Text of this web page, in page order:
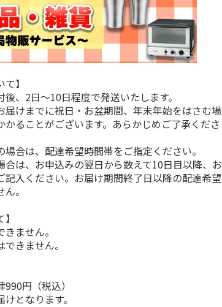
ドジャース 大谷翔
平 日本人最多53試
合連続出塁記念 コ
(送料・税込)
】
、2日～10日程度で発送いたします。
けまでに祝日・お盆期間、年末年始をはさむ場
かることがございます。あらかじめご了承くださ
合は、配達希望時間帯をご指定ください。
は、お申込みの翌日から数えて10日目以降、お
記入ください。お届け期間終了日以降の配達希望
。
ません。
きません。
円（税込）
となります。